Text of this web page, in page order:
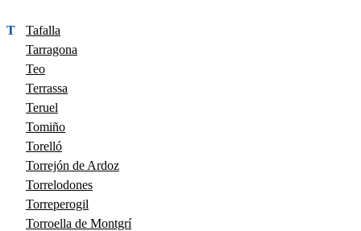
T
Tafalla
Tarragona
Teo
Terrassa
Teruel
Tomiño
Torelló
Torrejón de Ardoz
Torrelodones
Torreperogil
Torroella de Montgrí